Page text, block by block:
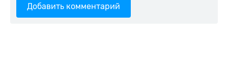
Добавить комментарий